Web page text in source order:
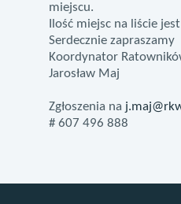
miejscu.
Ilość miejsc na liście
Serdecznie zapraszamy
Koordynator
Jarosław Maj
Zgłoszenia na
# 607 496 888